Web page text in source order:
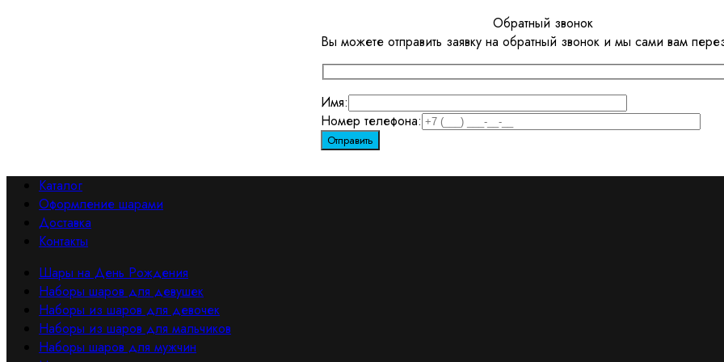
Обратный звонок
Вы можете отправить заявку на обратный звонок и мы сами вам
Имя:
Номер телефона:
Каталог
Оформление шарами
Доставка
Контакты
Шары на День Рождения
Наборы шаров для девушек
Наборы из шаров для девочек
Наборы из шаров для мальчиков
Наборы шаров для мужчин